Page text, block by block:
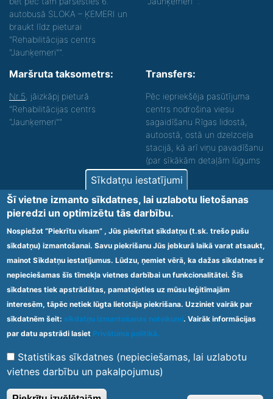
autobusā SLOKA – ĶEMERI un
braukt līdz pieturai
"Rehabilitācijas centrs
"Jaunķemeri"".
Maršruta taksometrs:
Nr.5 , jāizkāpj pieturā
"Rehabilitācijas centrs
"Jaunķemeri""
Transfers:
Pēc iepriekšēja pasūtījuma
centrs nodrošina viesu
sagaidīšanu Rīgas lidostā,
autoostā, ostā un dzelzceļa
stacijā, kā arī viņu pavadīšanu
(par sīkākām detaļām lūgums
zvanīt).
Nodrošinām vides piekļūstamību personām ar
funkcionāliem traucējumiem! SIA „Sanare-KRC
Jaunķemeri”, Kolkas ielā 20, Jūrmalā ir nodrošināta vides
piekļūstamība personām ar funkcionāliem traucējumiem,
tādejādi nodrošinot atbilstību Ministru kabineta
2009.gada 20.janvāra noteikumos Nr.60 „Noteikumi par
obligātajām prasībām ārstniecības iestādēm un to
struktūrvienībām” minētajām prasībām.
Ārstniecības iestādes kods 1300 – 64003
Footer
menu
Vietnes karte Noteikumi un privātuma politika
Sīkdatņu iestatījumi
Šī vietne izmanto sīkdatnes, lai uzlabotu lietošanas
pieredzi un optimizētu tās darbību.
Nospiežot “Piekrītu visam” , Jūs piekrītat sīkdatņu (t.sk. trešo pušu
sīkdatņu) izmantošanai. Savu piekrišanu Jūs jebkurā laikā varat atsaukt,
mainot Sīkdatņu iestatījumus. Lūdzu, ņemiet vērā, ka dažas sīkdatnes ir
nepieciešamas šīs tīmekļa vietnes darbībai un funkcionalitātei. Šīs
sīkdatnes tiek apstrādātas, pamatojoties uz mūsu leģitīmajām
interesēm, tāpēc netiek lūgta lietotāja piekrišana. Uzziniet vairāk par
sīkdatnēm šeit: sīkdatņu izmantošanas noteikumi. Vairāk informācijas
par datu apstrādi lasiet Privātuma politikā.
Statistikas sīkdatnes (nepieciešamas, lai uzlabotu
vietnes darbību un pakalpojumus)